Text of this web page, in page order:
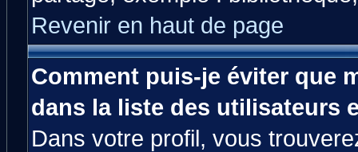
Revenir en haut de page
Comment puis-je éviter que
dans la liste des utilisateurs
Dans votre profil, vous